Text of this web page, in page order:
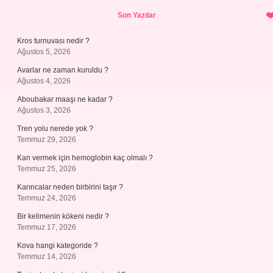
Son Yazılar
Kros turnuvası nedir ?
Ağustos 5, 2026
Avarlar ne zaman kuruldu ?
Ağustos 4, 2026
Aboubakar maaşı ne kadar ?
Ağustos 3, 2026
Tren yolu nerede yok ?
Temmuz 29, 2026
Kan vermek için hemoglobin kaç olmalı ?
Temmuz 25, 2026
Karıncalar neden birbirini taşır ?
Temmuz 24, 2026
Bir kelimenin kökeni nedir ?
Temmuz 17, 2026
Kova hangi kategoride ?
Temmuz 14, 2026